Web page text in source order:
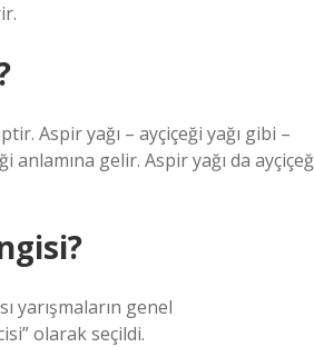
Aspir yağı – ayçiçeği yağı gibi –
anlamına gelir. Aspir yağı da
yarışmaların genel
olarak seçildi.